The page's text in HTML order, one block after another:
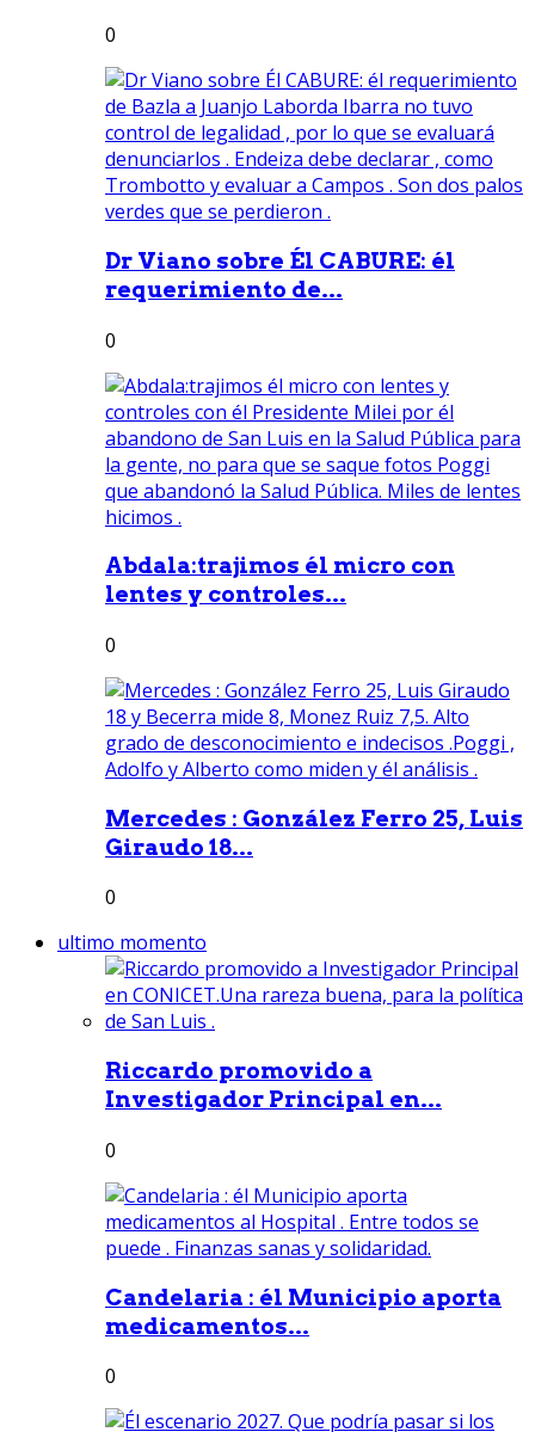
0
Dr Viano sobre Él CABURE: él
requerimiento de...
0
Abdala:trajimos él micro con
lentes y controles...
0
Mercedes : González Ferro 25, Luis
Giraudo 18...
0
ultimo momento
Riccardo promovido a
Investigador Principal en...
0
Candelaria : él Municipio aporta
medicamentos...
0